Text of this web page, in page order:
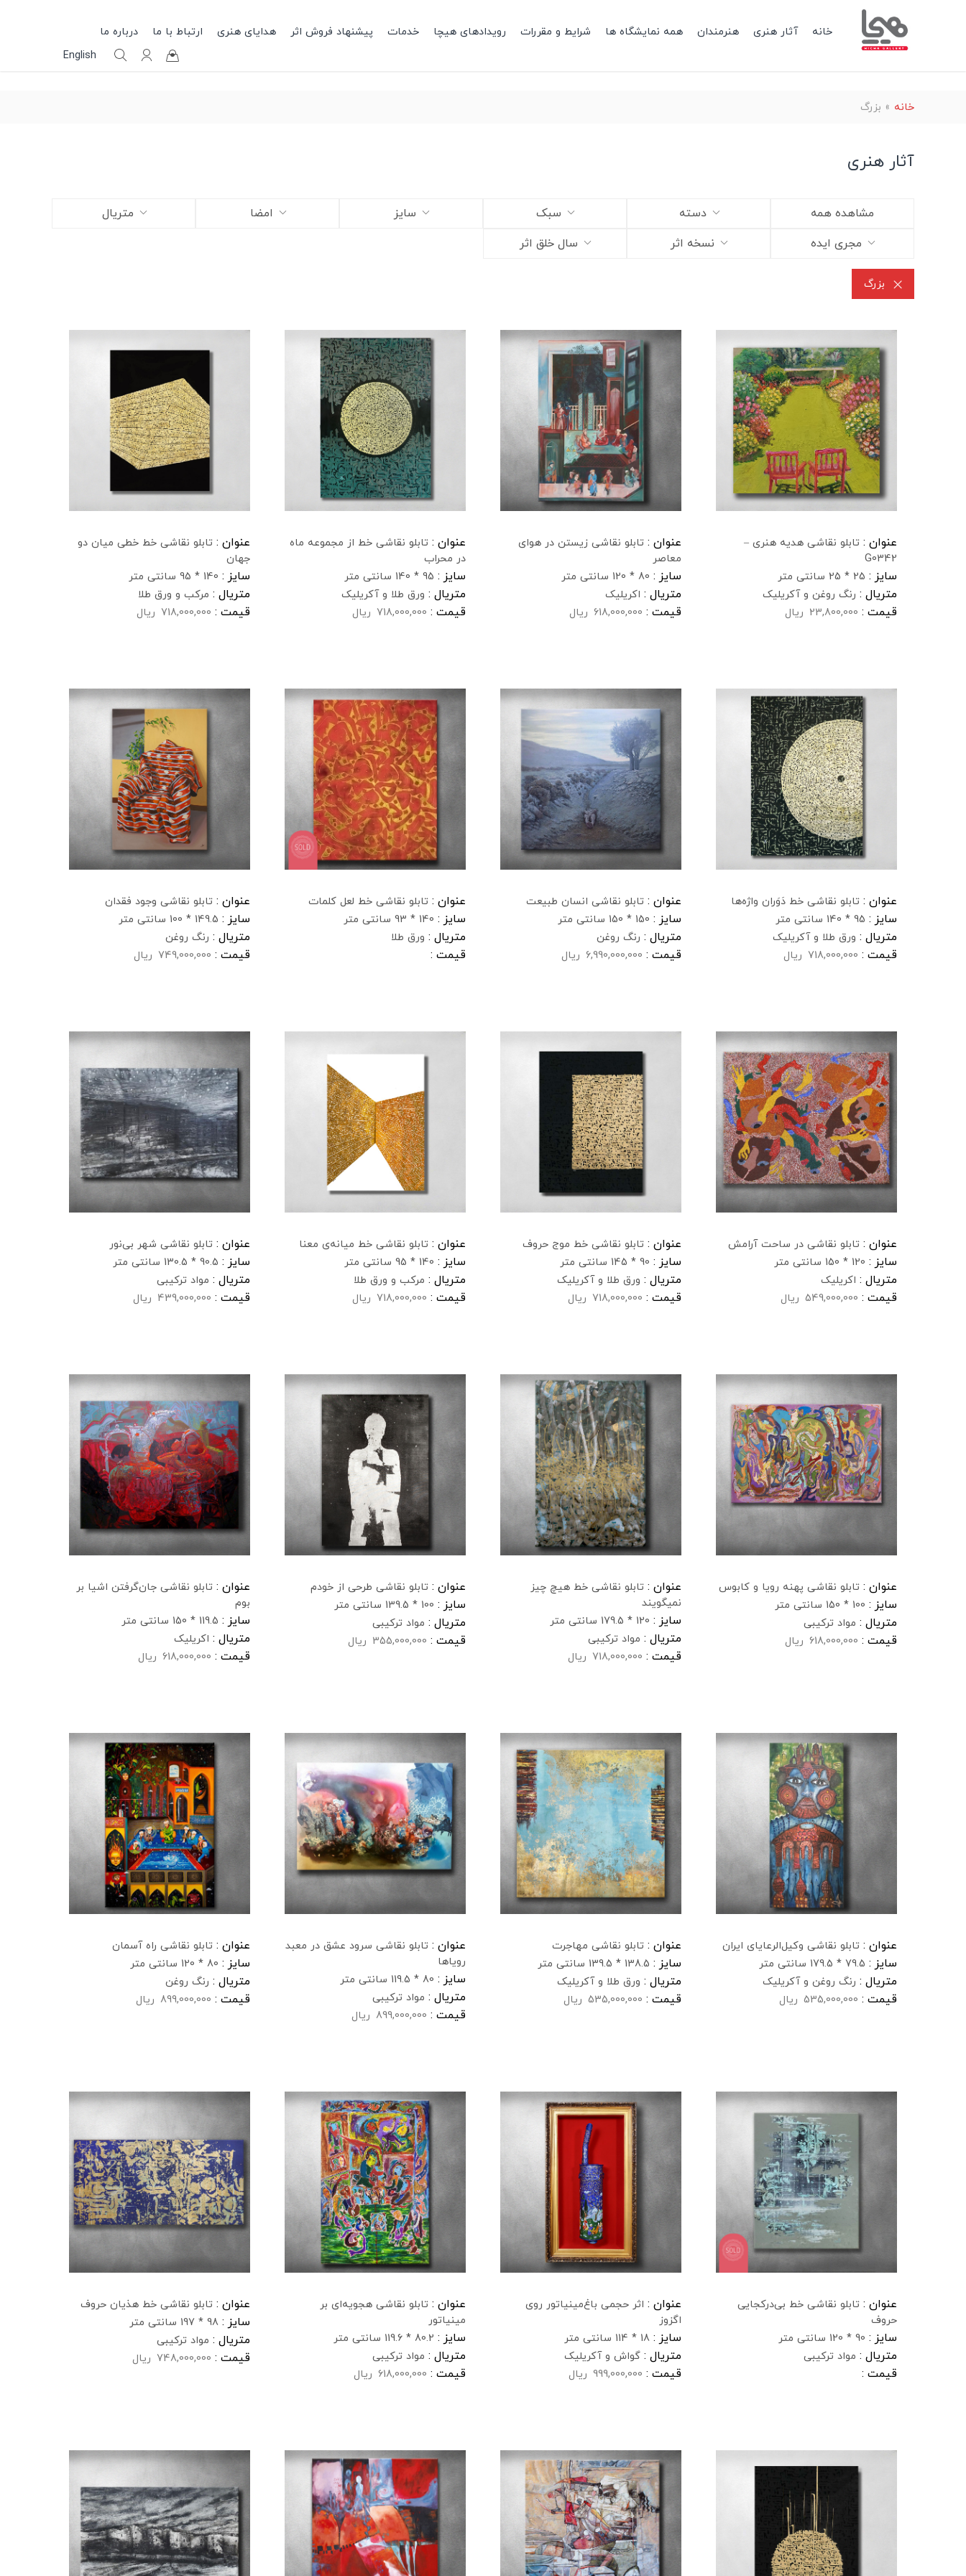
خانه آثار هنری هنرمندان همه نمایشگاه ها شرایط و مقررات رویدادهای هیچا خدمات پیشنهاد فروش اثر هدایای هنری ارتباط با ما
درباره ما
English
خانه » بزرگ
آثار هنری
مشاهده همه دسته سبک سایز امضا
متریال
مجری ایده
نسخه اثر سال خلق اثر
بزرگ
عنوان : تابلو نقاشی هدیه هنری –
G0342
سایز : 25 * 25 سانتی متر
متریال : رنگ روغن و آکریلیک
قیمت : 23,800,000 ریال
عنوان : تابلو نقاشی زیستن در هوای
معاصر
سایز : 80 * 120 سانتی متر
متریال : اکریلیک
قیمت : 618,000,000 ریال
عنوان : تابلو نقاشی خط از مجموعه ماه
در محراب
سایز : 95 * 140 سانتی متر
متریال : ورق طلا و آکریلیک
قیمت : 718,000,000 ریال
عنوان : تابلو نقاشی خط خطی میان دو
جهان
سایز : 140 * 95 سانتی متر
متریال : مرکب و ورق طلا
قیمت : 718,000,000 ریال
عنوان : تابلو نقاشی خط دَوَران واژه‌ها
سایز : 95 * 140 سانتی متر
متریال : ورق طلا و آکریلیک
قیمت : 718,000,000 ریال
عنوان : تابلو نقاشی انسان طبیعت
سایز : 150 * 150 سانتی متر
متریال : رنگ روغن
قیمت : 6,990,000,000 ریال
عنوان : تابلو نقاشی خط لعل کلمات
سایز : 140 * 93 سانتی متر
متریال : ورق طلا
قیمت :
عنوان : تابلو نقاشی وجود فقدان
سایز : 149.5 * 100 سانتی متر
متریال : رنگ روغن
قیمت : 749,000,000 ریال
عنوان : تابلو نقاشی در ساحت آرامش
سایز : 120 * 150 سانتی متر
متریال : اکریلیک
قیمت : 549,000,000 ریال
عنوان : تابلو نقاشی خط موج حروف
سایز : 90 * 145 سانتی متر
متریال : ورق طلا و آکریلیک
قیمت : 718,000,000 ریال
عنوان : تابلو نقاشی خط میانه‌ی معنا
سایز : 140 * 95 سانتی متر
متریال : مرکب و ورق طلا
قیمت : 718,000,000 ریال
عنوان : تابلو نقاشی شهر بی‌نور
سایز : 90.5 * 130.5 سانتی متر
متریال : مواد ترکیبی
قیمت : 439,000,000 ریال
عنوان : تابلو نقاشی پهنه رویا و کابوس
سایز : 100 * 150 سانتی متر
متریال : مواد ترکیبی
قیمت : 618,000,000 ریال
عنوان : تابلو نقاشی خط هیچ چیز
نمیگویند
سایز : 120 * 179.5 سانتی متر
متریال : مواد ترکیبی
قیمت : 718,000,000 ریال
عنوان : تابلو نقاشی طرحی از خودم
سایز : 100 * 139.5 سانتی متر
متریال : مواد ترکیبی
قیمت : 355,000,000 ریال
عنوان : تابلو نقاشی جان‌گرفتن اشیا بر
بوم
سایز : 119.5 * 150 سانتی متر
متریال : اکریلیک
قیمت : 618,000,000 ریال
عنوان : تابلو نقاشی وکیل‌الرعایای ایران
سایز : 79.5 * 179.5 سانتی متر
متریال : رنگ روغن و آکریلیک
قیمت : 535,000,000 ریال
عنوان : تابلو نقاشی مهاجرت
سایز : 138.5 * 139.5 سانتی متر
متریال : ورق طلا و آکریلیک
قیمت : 535,000,000 ریال
عنوان : تابلو نقاشی سرود عشق در معبد
رویاها
سایز : 80 * 119.5 سانتی متر
متریال : مواد ترکیبی
قیمت : 899,000,000 ریال
عنوان : تابلو نقاشی راه آسمان
سایز : 80 * 120 سانتی متر
متریال : رنگ روغن
قیمت : 899,000,000 ریال
عنوان : تابلو نقاشی خط بی‌درکجایی
حروف
سایز : 90 * 120 سانتی متر
متریال : مواد ترکیبی
قیمت :
عنوان : اثر حجمی باغ‌مینیاتور روی
اگزوز
سایز : 18 * 114 سانتی متر
متریال : گواش و آکریلیک
قیمت : 999,000,000 ریال
عنوان : تابلو نقاشی هجویه‌ای بر
مینیاتور
سایز : 80.2 * 119.6 سانتی متر
متریال : مواد ترکیبی
قیمت : 618,000,000 ریال
عنوان : تابلو نقاشی خط هذیان حروف
سایز : 98 * 197 سانتی متر
متریال : مواد ترکیبی
قیمت : 748,000,000 ریال